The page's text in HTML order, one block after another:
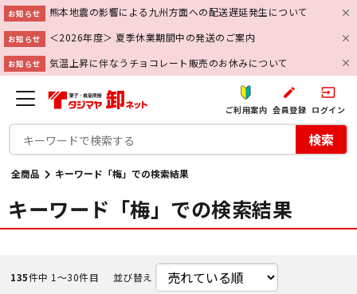
お知らせ 熊本地震の影響による九州方面への配送遅延発生について
お知らせ ＜2026年度＞ 夏季休業期間中の発送のご案内
お知らせ 気温上昇に伴なうチョコレート販売のお休みについて
ご利用案内
create
会員登録
input
ログイン
検索
全商品 キーワード「梅」での検索結果
キーワード「梅」での検索結果
135件中 1〜30件目 並び替え